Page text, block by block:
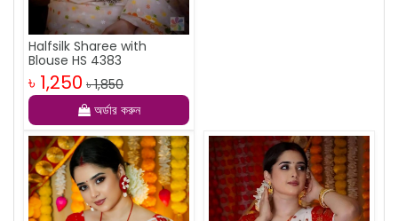
Halfsilk Sharee with
Blouse HS 4383
৳ 1,250 ৳ 1,850
অর্ডার করুন